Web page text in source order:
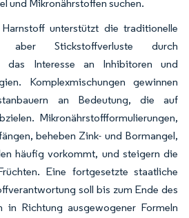
und Mikronährstoffen suchen.
unterstützt die traditionelle
aber Stickstoffverluste durch
das Interesse an Inhibitoren und
Komplexmischungen gewinnen
an Bedeutung, die auf
Mikronährstoffformulierungen,
beheben Zink- und Bormangel,
häufig vorkommt, und steigern die
Eine fortgesetzte staatliche
soll bis zum Ende des
in Richtung ausgewogener Formeln